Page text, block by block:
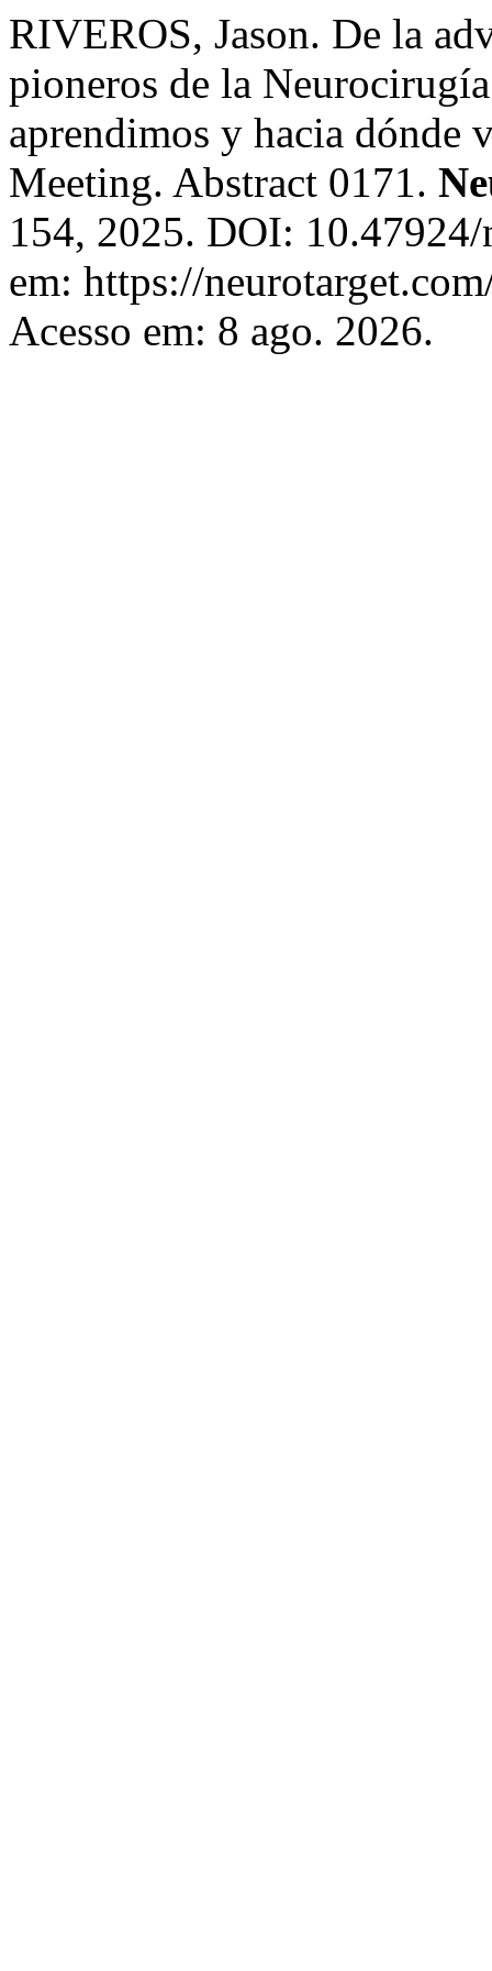
RIVEROS, Jason. De la
pioneros de la
aprendimos y hacia dónde
Meeting. Abstract 0171.
154, 2025. DOI:
em: https://
Acesso em: 8 ago. 2026.